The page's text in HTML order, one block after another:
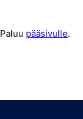
Paluu pääsivulle.